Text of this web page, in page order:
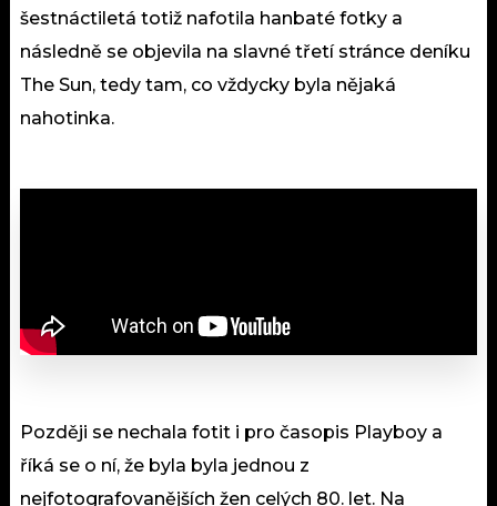
šestnáctiletá totiž nafotila hanbaté fotky a
následně se objevila na slavné třetí stránce deníku
The Sun, tedy tam, co vždycky byla nějaká
nahotinka.
Později se nechala fotit i pro časopis Playboy a
říká se o ní, že byla byla jednou z
nejfotografovanějších žen celých 80. let. Na